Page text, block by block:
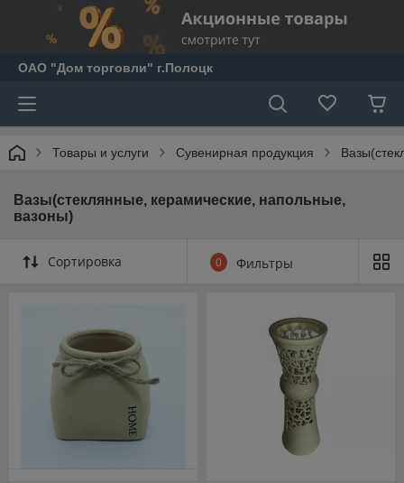
ОАО "Дом торговли" г.Полоцк
Товары и услуги Сувенирная продукция
Вазы(стеклянные, керамические, напольные,
вазоны)
Сортировка 0 Фильтры